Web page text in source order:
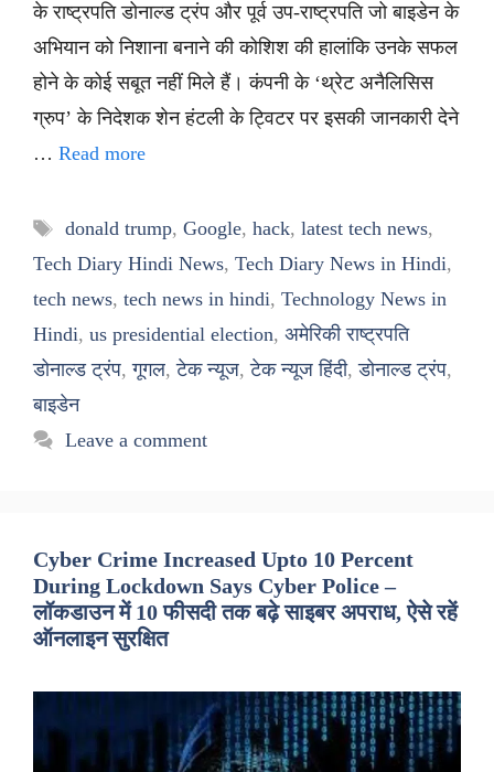
के राष्ट्रपति डोनाल्ड ट्रंप और पूर्व उप-राष्ट्रपति जो बाइडेन के
अभियान को निशाना बनाने की कोशिश की हालांकि उनके सफल
होने के कोई सबूत नहीं मिले हैं। कंपनी के ‘थ्रेट अनैलिसिस
ग्रुप’ के निदेशक शेन हंटली के ट्विटर पर इसकी जानकारी देने
… Read more
Tags
donald trump, Google, hack, latest tech news,
Tech Diary Hindi News, Tech Diary News in Hindi,
tech news, tech news in hindi, Technology News in
Hindi, us presidential election, अमेरिकी राष्ट्रपति
डोनाल्ड ट्रंप,गूगल,टेक न्यूज,टेक न्यूज हिंदी,डोनाल्ड ट्रंप,
बाइडेन
Leave a comment
Cyber Crime Increased Upto 10 Percent
During Lockdown Says Cyber Police –
लॉकडाउन में 10 फीसदी तक बढ़े साइबर अपराध, ऐसे रहें
ऑनलाइन सुरक्षित